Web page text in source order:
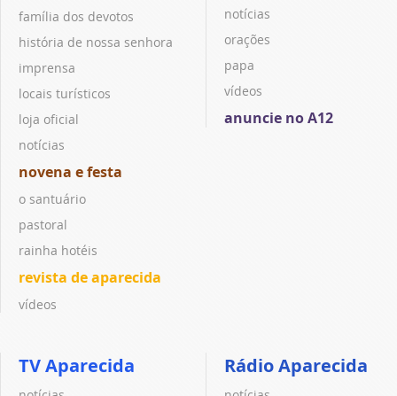
família dos devotos
história de nossa senhora
imprensa
locais turísticos
loja oficial
notícias
novena e festa
o santuário
pastoral
rainha hotéis
revista de aparecida
vídeos
notícias
orações
papa
vídeos
anuncie no A12
TV Aparecida Rádio Aparecida